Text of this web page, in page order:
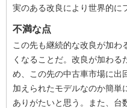
実のある改良により世界的に
不満な点
この先も継続的な改良が加わ
くなることだ。改良が加わる
め、この先の中古車市場に出
加えられたモデルなのか簡単
ありがたいと思う。また、台